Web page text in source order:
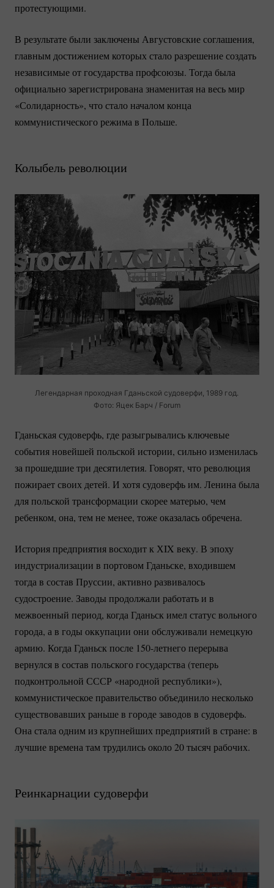
протестующими.
В результате были заключены Августовские соглашения,
главным достижением которых стало разрешение создать
независимые от государства профсоюзы. Тогда была
официально зарегистрирована знаменитая на весь мир
«Солидарность», что стало началом конца
коммунистического режима в Польше.
Колыбель революции
Легендарная проходная Гданьской судоверфи, 1989 год.
Фото: Яцек Барч / Forum
Гданьская судоверфь, где разыгрывались ключевые
события новейшей польской истории, сильно изменилась
за прошедшие три десятилетия. Говорят, что революция
пожирает своих детей. И хотя судоверфь им. Ленина была
для польской трансформации скорее матерью, чем
ребенком, она, тем не менее, тоже оказалась обречена.
История предприятия восходит к ХIX веку. В эпоху
индустриализации в портовом Гданьске, входившем
тогда в состав Пруссии, активно развивалось
судостроение. Заводы продолжали работать и в
межвоенный период, когда Гданьск имел статус вольного
города, а в годы оккупации они обслуживали немецкую
армию. Когда Гданьск после 150-летнегоперерыва
вернулся в состав польского государства (теперь
подконтрольной СССР «народной республики»),
коммунистическое правительство объединило несколько
существовавших раньше в городе заводов в судоверфь.
Она стала одним из крупнейших предприятий в стране: в
лучшие времена там трудились около 20 тысяч рабочих.
Реинкарнации судоверфи